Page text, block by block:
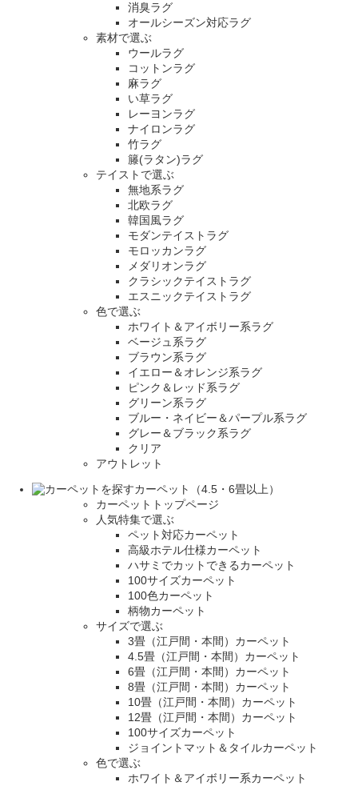
消臭ラグ
オールシーズン対応ラグ
素材で選ぶ
ウールラグ
コットンラグ
麻ラグ
い草ラグ
レーヨンラグ
ナイロンラグ
竹ラグ
籐(ラタン)ラグ
テイストで選ぶ
無地系ラグ
北欧ラグ
韓国風ラグ
モダンテイストラグ
モロッカンラグ
メダリオンラグ
クラシックテイストラグ
エスニックテイストラグ
色で選ぶ
ホワイト＆アイボリー系ラグ
ベージュ系ラグ
ブラウン系ラグ
イエロー＆オレンジ系ラグ
ピンク＆レッド系ラグ
グリーン系ラグ
ブルー・ネイビー＆パープル系ラグ
グレー＆ブラック系ラグ
クリア
アウトレット
カーペット（4.5・6畳以上）
カーペットトップページ
人気特集で選ぶ
ペット対応カーペット
高級ホテル仕様カーペット
ハサミでカットできるカーペット
100サイズカーペット
100色カーペット
柄物カーペット
サイズで選ぶ
3畳（江戸間・本間）カーペット
4.5畳（江戸間・本間）カーペット
6畳（江戸間・本間）カーペット
8畳（江戸間・本間）カーペット
10畳（江戸間・本間）カーペット
12畳（江戸間・本間）カーペット
100サイズカーペット
ジョイントマット＆タイルカーペット
色で選ぶ
ホワイト＆アイボリー系カーペット